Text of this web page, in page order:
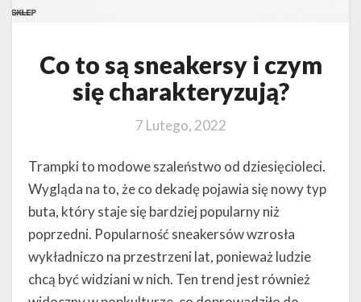
Co to są sneakersy i czym
się charakteryzują?
7 Lutego, 2022
Trampki to modowe szaleństwo od dziesięcioleci.
Wygląda na to, że co dekadę pojawia się nowy typ
buta, który staje się bardziej popularny niż
poprzedni. Popularność sneakersów wzrosła
wykładniczo na przestrzeni lat, ponieważ ludzie
chcą być widziani w nich. Ten trend jest również